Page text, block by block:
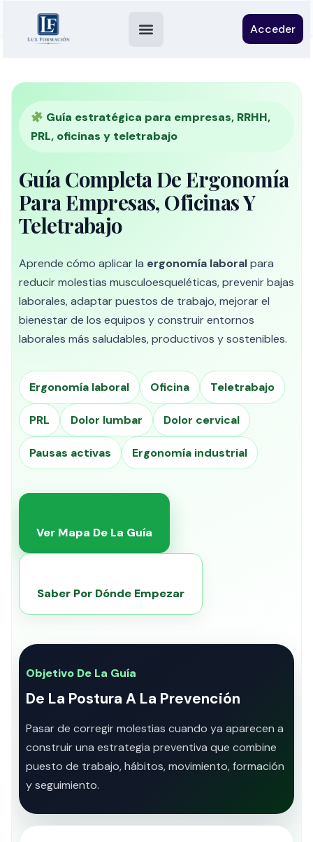
Acceder
Guía estratégica para empresas, RRHH,
PRL, oficinas y teletrabajo
Guía Completa De Ergonomía
Para Empresas, Oficinas Y
Teletrabajo
Aprende cómo aplicar la ergonomía laboralpara
reducir molestias musculoesqueléticas, prevenir bajas
laborales, adaptar puestos de trabajo, mejorar el
bienestar de los equipos y construir entornos
laborales más saludables, productivos y sostenibles.
Ergonomía laboral Oficina Teletrabajo
PRL Dolor lumbar Dolor cervical
Pausas activas Ergonomía industrial
Ver Mapa De La Guía
Saber Por Dónde Empezar
Objetivo De La Guía
De La Postura A La Prevención
Pasar de corregir molestias cuando ya aparecen a
construir una estrategia preventiva que combine
puesto de trabajo, hábitos, movimiento, formación
y seguimiento.